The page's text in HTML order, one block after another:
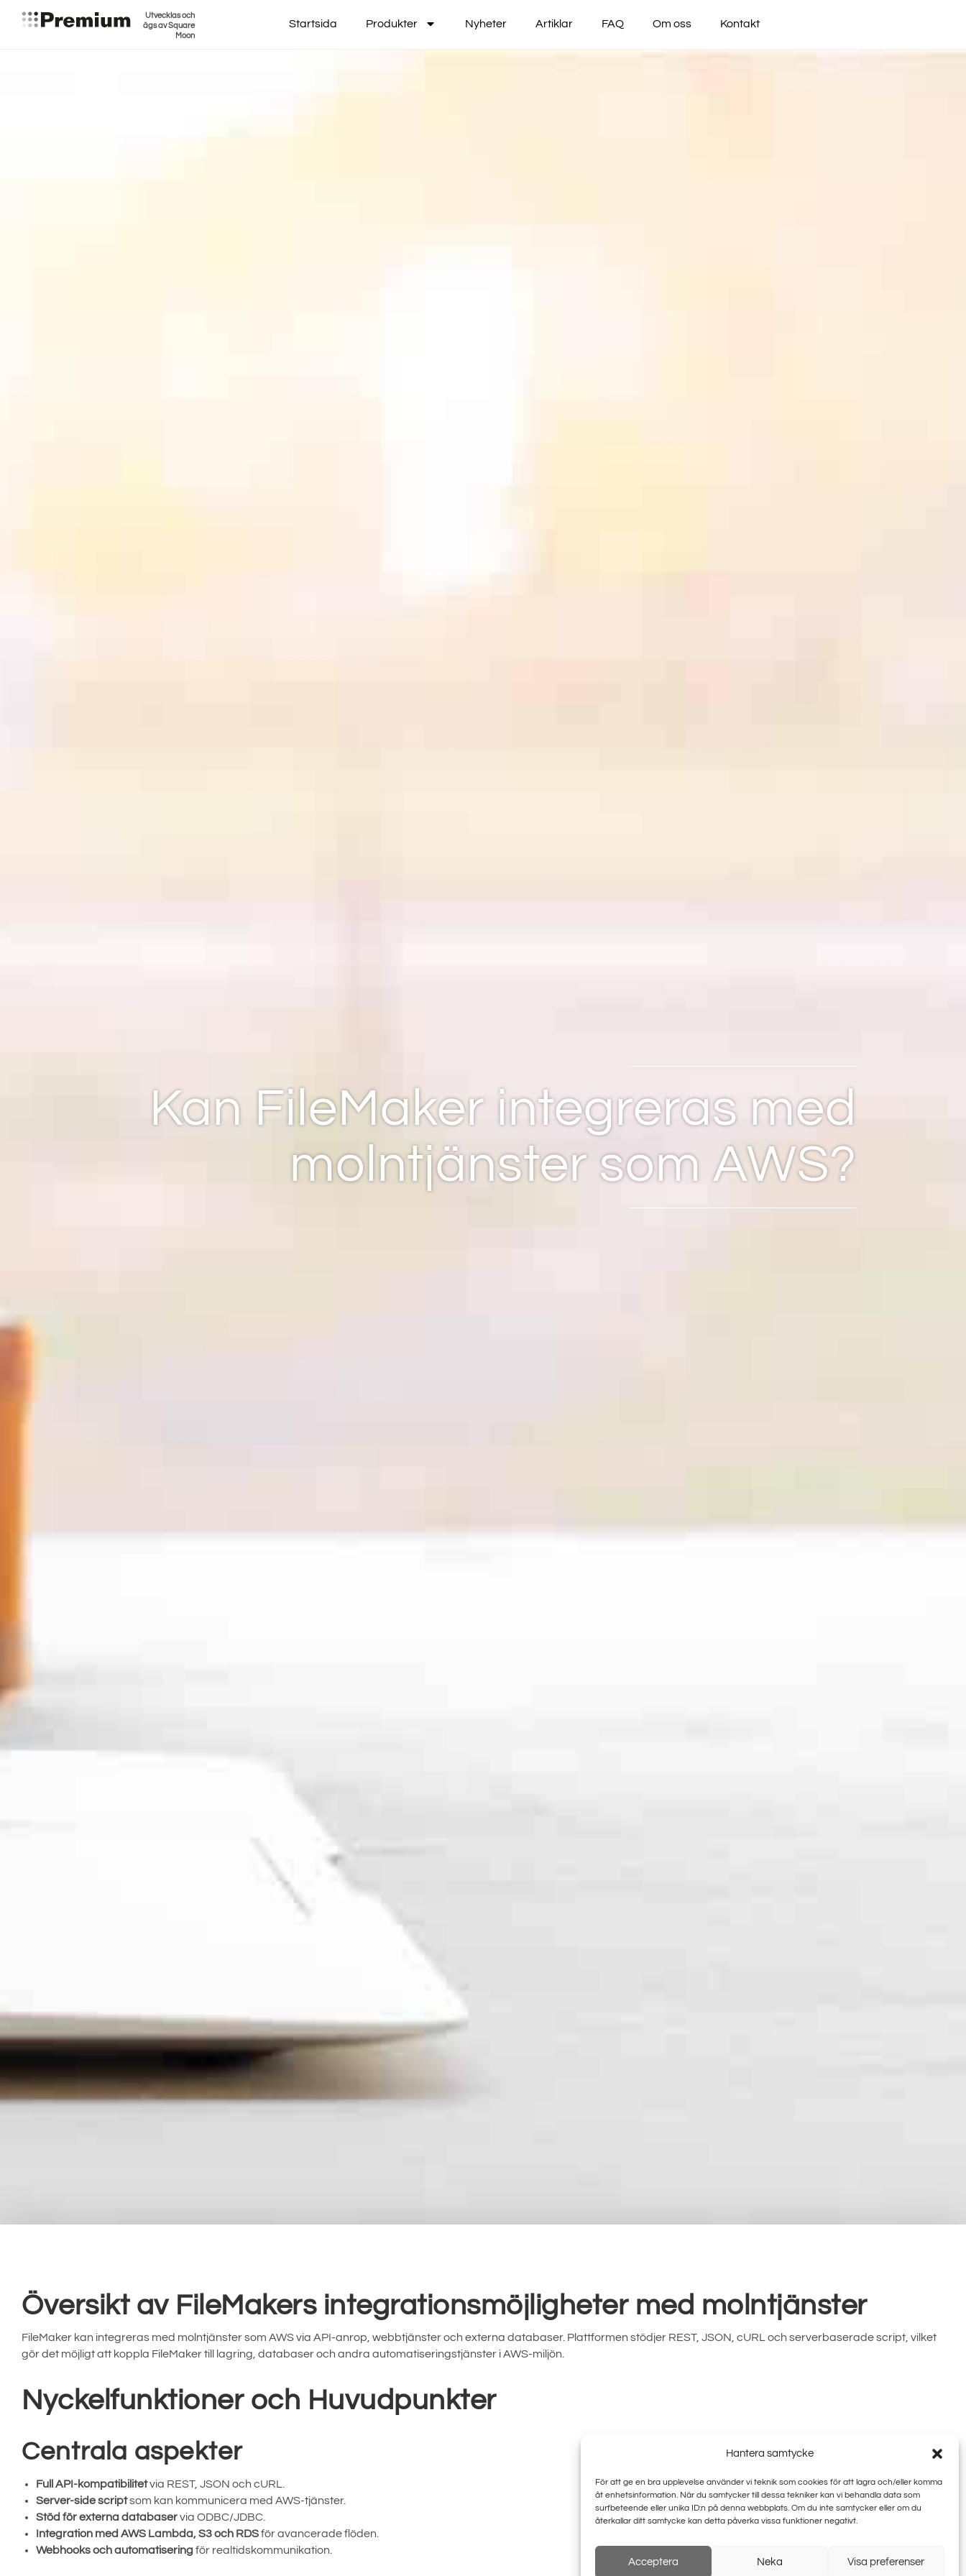
Hantera samtycke
För att ge en bra upplevelse använder vi teknik som cookies för att lagra och/eller komma
åt enhetsinformation. När du samtycker till dessa tekniker kan vi behandla data som
surfbeteende eller unika ID:n på denna webbplats. Om du inte samtycker eller om du
återkallar ditt samtycke kan detta påverka vissa funktioner negativt.
Acceptera Neka Visa preferenser
Utvecklas och
ägs av Square
Moon
Startsida Produkter Nyheter Artiklar FAQ Om oss Kontakt
Kan FileMaker integreras med
molntjänster som AWS?
Översikt av FileMakers integrationsmöjligheter med molntjänster
FileMaker kan integreras med molntjänster som AWS via API-anrop, webbtjänster och externa databaser. Plattformen stödjer REST, JSON, cURL och serverbaserade script, vilket
gör det möjligt att koppla FileMaker till lagring, databaser och andra automatiseringstjänster i AWS-miljön.
Nyckelfunktioner och Huvudpunkter
Centrala aspekter
Full API-kompatibilitetvia REST, JSON och cURL.
Server-side scriptsom kan kommunicera med AWS-tjänster.
Stöd för externa databaservia ODBC/JDBC.
Integration med AWS Lambda, S3 och RDSför avancerade flöden.
Webhooks och automatiseringför realtidskommunikation.